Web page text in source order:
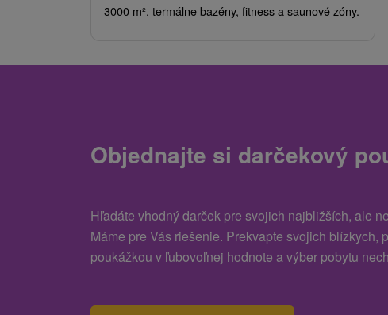
3000 m², termálne bazény, fitness a saunové zóny.
Objednajte si darčekový
Hľadáte vhodný darček pre svojich najbližších, ale
Máme pre Vás riešenie. Prekvapte svojich blízkych,
poukážkou v ľubovoľnej hodnote a výber pobytu